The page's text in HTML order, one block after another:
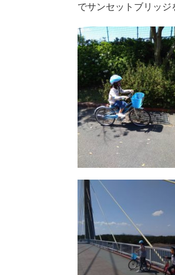
でサンセットブリッジ